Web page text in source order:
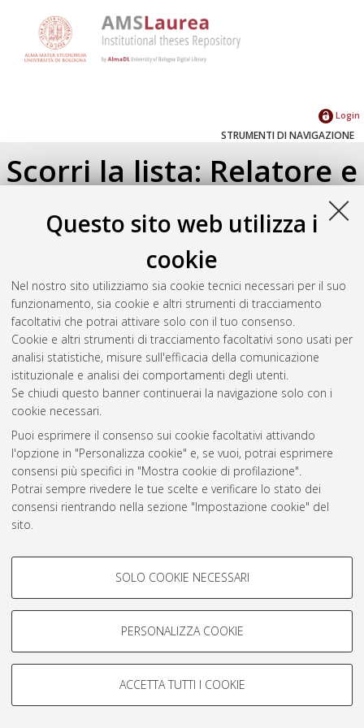
Questo sito web utilizza i
cookie
Nel nostro sito utilizziamo sia cookie tecnici necessari per il suo
funzionamento, sia cookie e altri strumenti di tracciamento
facoltativi che potrai attivare solo con il tuo consenso.
Cookie e altri strumenti di tracciamento facoltativi sono usati per
analisi statistiche, misure sull'efficacia della comunicazione
istituzionale e analisi dei comportamenti degli utenti.
Se chiudi questo banner continuerai la navigazione solo con i
cookie necessari.
Puoi esprimere il consenso sui cookie facoltativi attivando
l'opzione in "Personalizza cookie" e, se vuoi, potrai esprimere
consensi più specifici in "Mostra cookie di profilazione".
Potrai sempre rivedere le tue scelte e verificare lo stato dei
consensi rientrando nella sezione "Impostazione cookie" del
sito.
COOKIE DI PROFILAZIONE -
Si tratta di cookie utilizzati per analizzare le caratteristiche della
navigazione degli utenti, creare profili in base al loro comportamento
Mostra cookie di profilazione
COOKIE TECNICI - NECESSARI
SOLO COOKIE NECESSARI
PERSONALIZZA COOKIE
ACCETTA TUTTI I COOKIE
Login
STRUMENTI DI NAVIGAZIONE
Scorri la lista: Relatore e
Correlatore
Seleziona un valore dall'elenco sottostante.
2022(1)
2017(2)
2015 (1)
Atom
Rss 1.0
Rss 2.0
AMS Laurea
Servizio implementato e gestito da AlmaDL
Informativa sulla privacy
Condizioni d’uso del sito
© ALMA MATER STUDIORUM - Università di Bologna, 2007-2026.